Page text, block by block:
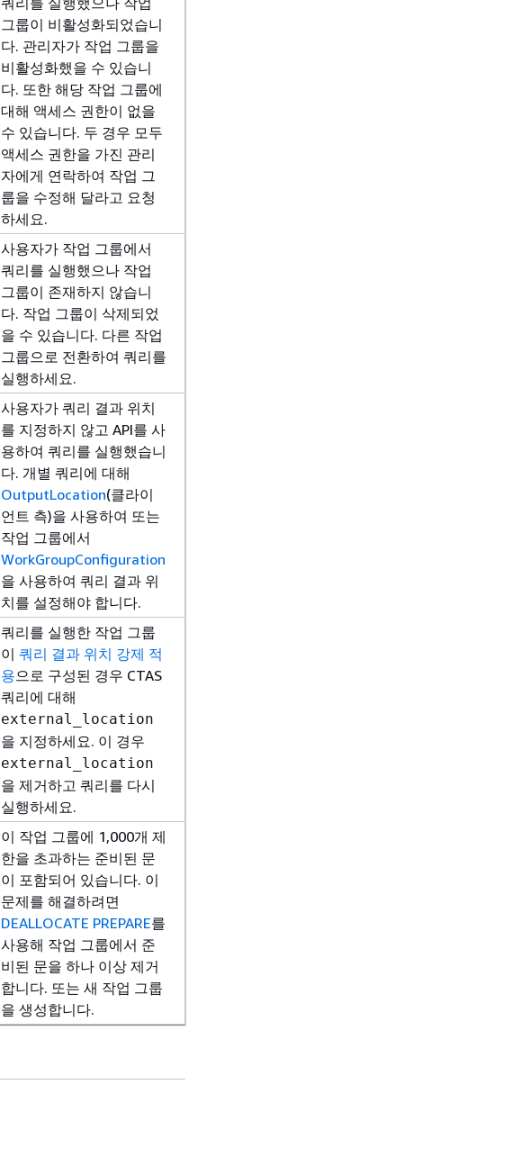
그룹이 비활성화되었습니
다. 관리자가 작업 그룹을
비활성화했을 수 있습니
다. 또한 해당 작업 그룹에
대해 액세스 권한이 없을
수 있습니다. 두 경우 모두
액세스 권한을 가진 관리
자에게 연락하여 작업 그
룹을 수정해 달라고 요청
하세요.
사용자가 작업 그룹에서
쿼리를 실행했으나 작업
그룹이 존재하지 않습니
다. 작업 그룹이 삭제되었
을 수 있습니다. 다른 작업
그룹으로 전환하여 쿼리를
실행하세요.
사용자가 쿼리 결과 위치
를 지정하지 않고 API를 사
용하여 쿼리를 실행했습니
다. 개별 쿼리에 대해
OutputLocation(클라이
언트 측)을 사용하여 또는
작업 그룹에서
WorkGroupConfiguration
을 사용하여 쿼리 결과 위
치를 설정해야 합니다.
쿼리를 실행한 작업 그룹
이 쿼리 결과 위치 강제 적
용으로 구성된 경우 CTAS
쿼리에 대해
external_location
을 지정하세요. 이 경우
external_location
을 제거하고 쿼리를 다시
실행하세요.
이 작업 그룹에 1,000개 제
한을 초과하는 준비된 문
이 포함되어 있습니다. 이
문제를 해결하려면
DEALLOCATE PREPARE를
사용해 작업 그룹에서 준
비된 문을 하나 이상 제거
합니다. 또는 새 작업 그룹
을 생성합니다.